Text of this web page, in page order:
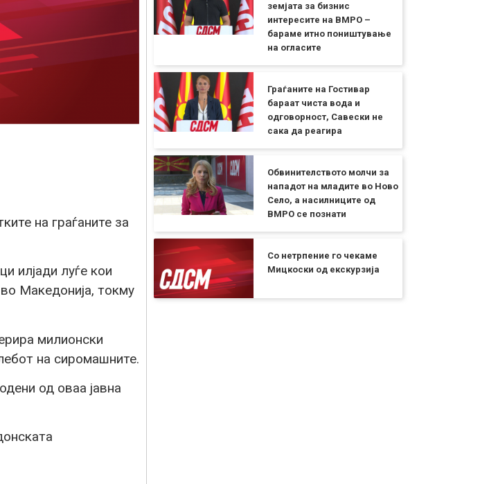
на граѓаните за
илјади луѓе кои
Македонија, токму
милионски
на сиромашните.
од оваа јавна
земјата за бизнис
интересите на ВМРО –
бараме итно поништување
на огласите
Граѓаните на Гостивар
бараат чиста вода и
одговорност, Савески не
сака да реагира
Обвинителството молчи за
нападот на младите во Ново
Село, а насилниците од
ВМРО се познати
Со нетрпение го чекаме
Мицкоски од екскурзија